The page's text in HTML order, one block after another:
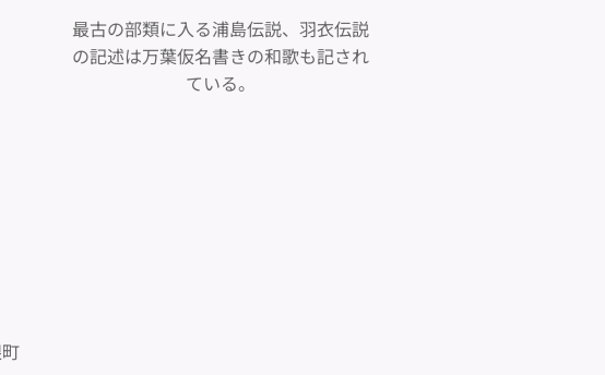
最古の部類に入る浦島伝説、羽衣伝説
の記述は万葉仮名書きの和歌も記され
ている。